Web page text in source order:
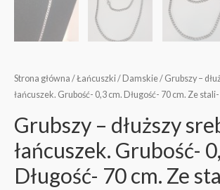
Strona główna /Łańcuszki/ Damskie/ Grubszy –
łańcuszek. Grubość- 0,3 cm. Długość- 70 cm. Ze
Grubszy – dłuższy
łańcuszek. Grubość-
Długość- 70 cm. Ze